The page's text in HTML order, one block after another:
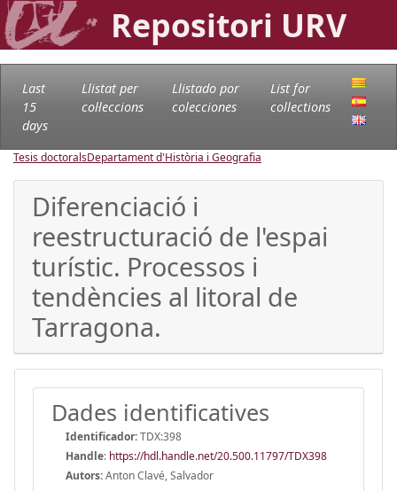
Repositori URV
Last
15
days
Llistat per
col·leccions
Llistado por
colecciones
List for
collections
Tesis doctoralsDepartament d'Història i Geografia
Diferenciació i
reestructuració de l'espai
turístic. Processos i
tendències al litoral de
Tarragona.
Dades identificatives
Identificador:TDX:398
Handle: https://hdl.handle.net/20.500.11797/TDX398
Autors:Anton Clavé, Salvador